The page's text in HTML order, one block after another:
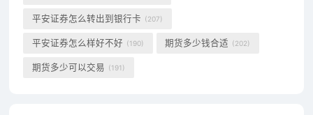
平安证券怎么转出到银行卡 (207)
平安证券怎么样好不好 (190) 期货多少钱合适 (202)
期货多少可以交易 (191)